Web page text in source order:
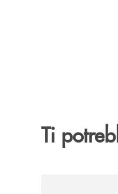
Ti